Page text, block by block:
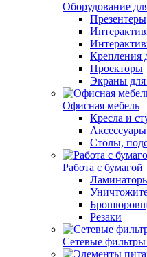
Оборудование
Презентеры
Крепления
Проекторы
Экраны для
Офисная мебель
Кресла и
Столы,
Работа с бумагой
Резаки
Сетевые